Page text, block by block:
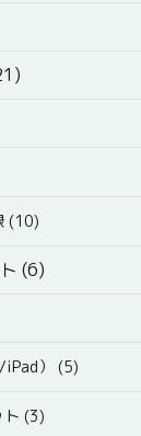
(10)
(6)
iPad） (5)
ト (3)